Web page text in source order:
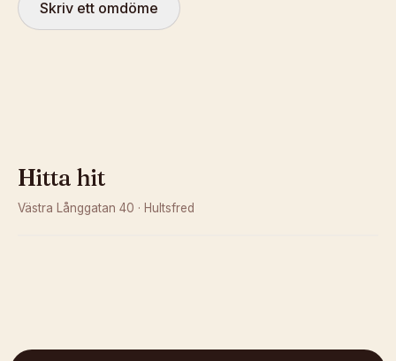
Skriv ett omdöme
Hitta hit
Västra Långgatan 40 · Hultsfred